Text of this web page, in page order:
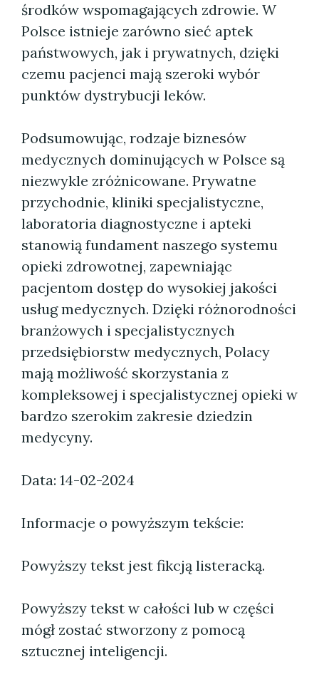
środków wspomagających zdrowie. W
Polsce istnieje zarówno sieć aptek
państwowych, jak i prywatnych, dzięki
czemu pacjenci mają szeroki wybór
punktów dystrybucji leków.
Podsumowując, rodzaje biznesów
medycznych dominujących w Polsce są
niezwykle zróżnicowane. Prywatne
przychodnie, kliniki specjalistyczne,
laboratoria diagnostyczne i apteki
stanowią fundament naszego systemu
opieki zdrowotnej, zapewniając
pacjentom dostęp do wysokiej jakości
usług medycznych. Dzięki różnorodności
branżowych i specjalistycznych
przedsiębiorstw medycznych, Polacy
mają możliwość skorzystania z
kompleksowej i specjalistycznej opieki w
bardzo szerokim zakresie dziedzin
medycyny.
Data: 14-02-2024
Informacje o powyższym tekście:
Powyższy tekst jest fikcją listeracką.
Powyższy tekst w całości lub w części
mógł zostać stworzony z pomocą
sztucznej inteligencji.